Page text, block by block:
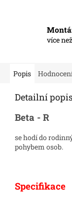
více
Popis
Detailní
Beta - R
se hodí do
pohybem osob.
Specifikace